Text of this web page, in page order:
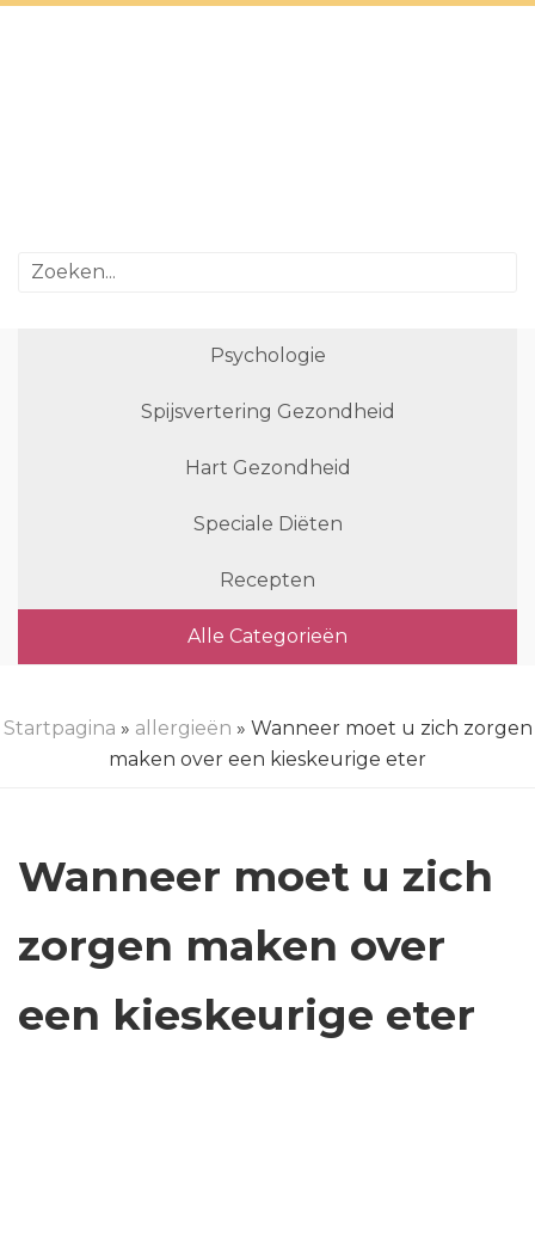
Psychologie
Spijsvertering Gezondheid
Hart Gezondheid
Speciale Diëten
Recepten
Alle Categorieën
Startpagina » allergieën » Wanneer moet u zich zorgen
maken over een kieskeurige eter
Wanneer moet u zich
zorgen maken over
een kieskeurige eter